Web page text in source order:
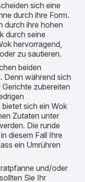
sich eine
durch ihre Form.
durch ihre hohen
durch seine
hervorragend,
zu sautieren.
beiden
Denn während sich
zubereiten
sich ein Wok
Zutaten unter
Die runde
diesem Fall Ihre
ein Umrühren
und/oder
Sie Ihr